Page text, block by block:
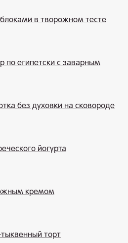
в творожном тесте
по египетски с заварным
без духовки на сковороде
йогурта
кремом
торт